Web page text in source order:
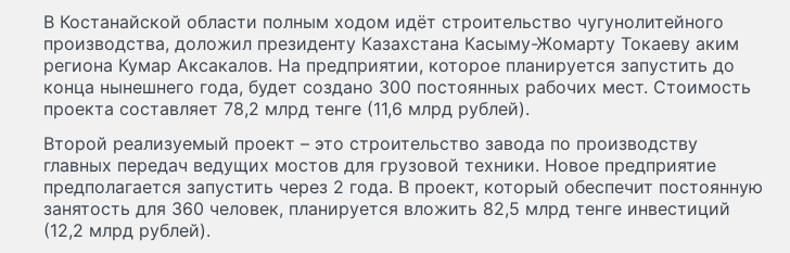
В Костанайской области полным ходом идёт строительство чугунолитейного
производства, доложил президенту Казахстана Касыму-Жомарту Токаеву аким
региона Кумар Аксакалов. На предприятии, которое планируется запустить до
конца нынешнего года, будет создано 300 постоянных рабочих мест. Стоимость
проекта составляет 78,2 млрд тенге (11,6 млрд рублей).
Второй реализуемый проект – это строительство завода по производству
главных передач ведущих мостов для грузовой техники. Новое предприятие
предполагается запустить через 2 года. В проект, который обеспечит постоянную
занятость для 360 человек, планируется вложить 82,5 млрд тенге инвестиций
(12,2 млрд рублей).